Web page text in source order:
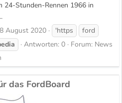
24-Stunden-Rennen 1966 in
August 2020 'https
ford
Antworten: 0 Forum: News
das FordBoard